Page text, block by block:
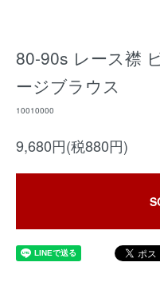
80-90s レース襟
ージブラウス
10010000
9,680円(税880円)